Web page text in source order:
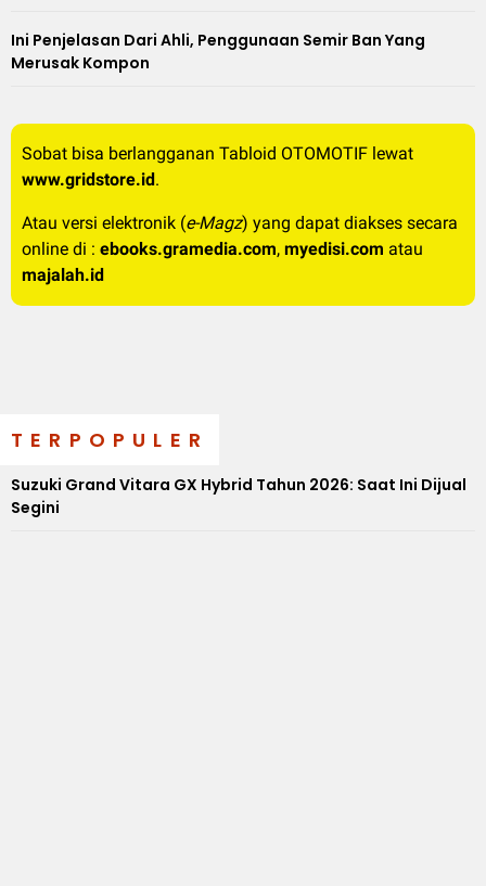
Ini Penjelasan Dari Ahli, Penggunaan Semir Ban Yang
Merusak Kompon
Sobat bisa berlangganan Tabloid OTOMOTIF lewat
www.gridstore.id.
Atau versi elektronik (e-Magz) yang dapat diakses secara
online di : ebooks.gramedia.com, myedisi.com atau
majalah.id
TERPOPULER
Suzuki Grand Vitara GX Hybrid Tahun 2026: Saat Ini Dijual
Segini